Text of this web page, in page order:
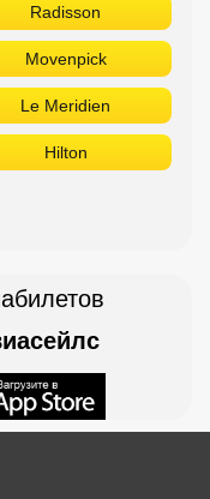
Rove
Radisson
Movenpick
Le Meridien